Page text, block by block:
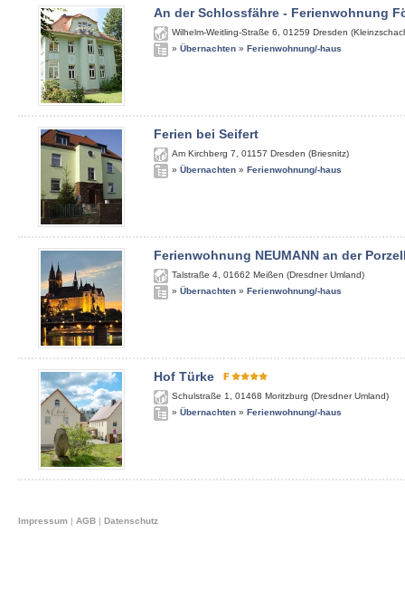
An der Schlossfähre - Ferienwohnung
Wilhelm-Weitling-Straße 6 01259 Dresden
» Übernachten » Ferienwohnung/-haus
Ferien bei Seifert
Am Kirchberg 7 01157 Dresden (Briesnitz)
» Übernachten » Ferienwohnung/-haus
Ferienwohnung NEUMANN an der
Talstraße 4 01662 Meißen (Dresdner Umland)
» Übernachten » Ferienwohnung/-haus
Hof Türke
Schulstraße 1 01468 Moritzburg (Dresdner Umland)
» Übernachten » Ferienwohnung/-haus
Impressum | AGB | Datenschutz